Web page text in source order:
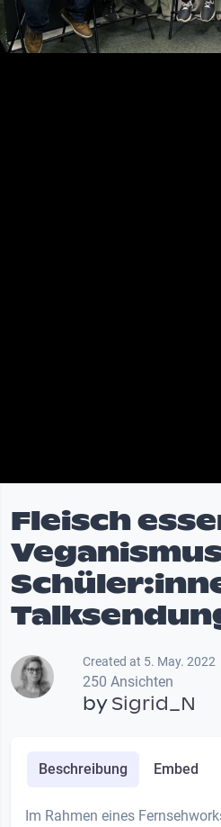
Fleisch
Created at 5. May. 2022
250 Ansichten
bySigrid_N
Beschreibung Embed
Im Rahmen eines